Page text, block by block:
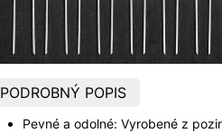
PODROBNÝ POPIS
Pevné a odolné: Vyrobené z